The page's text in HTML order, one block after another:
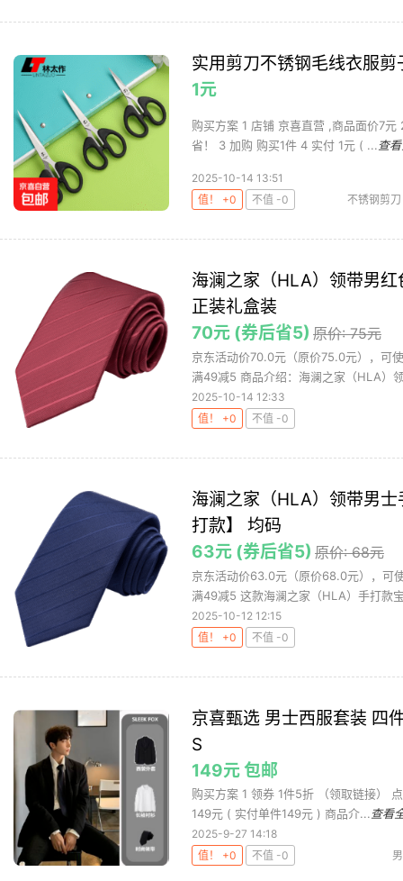
实用剪刀不锈钢毛线衣服
1元
购买方案 1 店铺 京喜直营 ,商品面价7
省！ 3 加购 购买1件 4 实付 1元 ( ... 查
2025-10-14 13:51
值！ +0
不值 -0
不锈钢剪刀
海澜之家（HLA）领带男
正装礼盒装
70元 (券后省5) 原价: 75元
京东活动价70.0元（原价75.0元），可
满49减5 商品介绍：海澜之家（HLA）
2025-10-14 12:33
值！ +0
不值 -0
海澜之家（HLA）领带男
打款】 均码
63元 (券后省5) 原价: 68元
京东活动价63.0元（原价68.0元），可
满49减5 这款海澜之家（HLA）手打款
2025-10-12 12:15
值！ +0
不值 -0
京喜甄选 男士西服套装 四
S
149元 包邮
购买方案 1 领券 1件5折 （领取链接）
149元 ( 实付单件149元 ) 商品介... 查看
2025-9-27 14:18
值！ +0
不值 -0